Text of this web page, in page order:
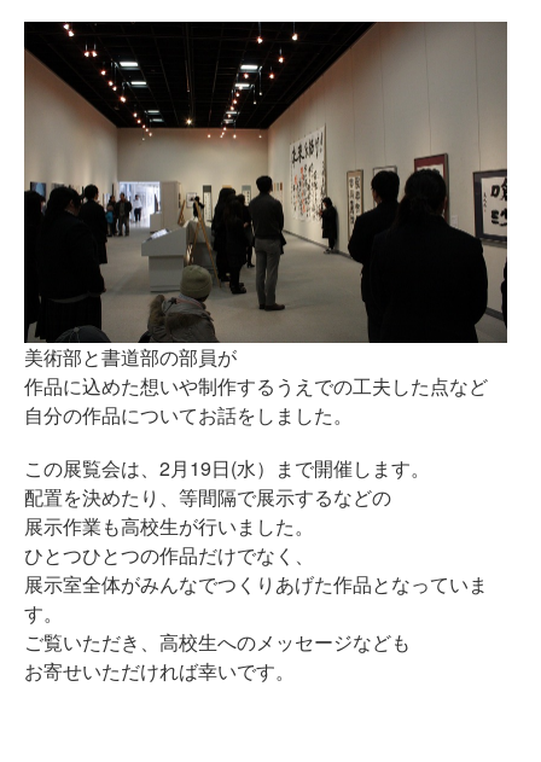
美術部と書道部の部員が
作品に込めた想いや制作するうえでの工夫した点など
自分の作品についてお話をしました。
この展覧会は、2月19日(水）まで開催します。
配置を決めたり、等間隔で展示するなどの
展示作業も高校生が行いました。
ひとつひとつの作品だけでなく、
展示室全体がみんなでつくりあげた作品となっていま
す。
ご覧いただき、高校生へのメッセージなども
お寄せいただければ幸いです。